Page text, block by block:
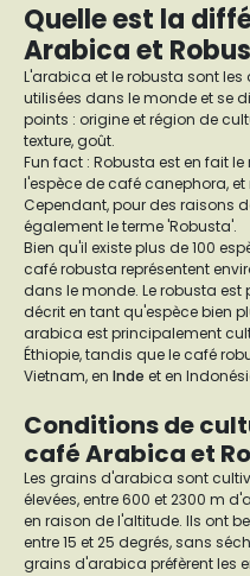
Quelle est la
Arabica et
L'arabica et le robusta sont
utilisées dans le monde et se
points : origine et région de
texture, goût.
Fun fact : Robusta est en fait
l'espèce de café canephora,
Cependant, pour des raisons
également le terme 'Robusta'.
Bien qu'il existe plus de 100
café robusta représentent
dans le monde. Le robusta
décrit en tant qu'espèce bien
arabica est principalement
Éthiopie, tandis que le café
Vietnam, en Inde et en
Conditions de
café Arabica et
Les grains d'arabica sont
élevées, entre 600 et 2300 m
en raison de l'altitude. Ils ont
entre 15 et 25 degrés, sans
grains d'arabica préfèrent les